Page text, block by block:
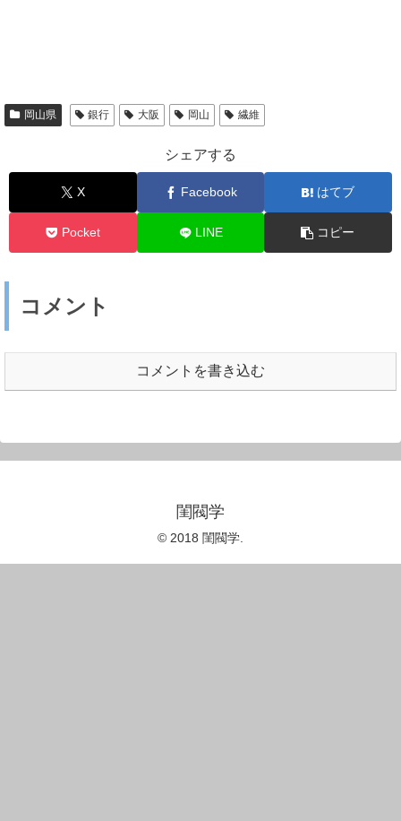
岡山県 銀行 大阪 岡山 繊維
シェアする
X Facebook はてブ
Pocket LINE コピー
コメント
コメントを書き込む
閨閥学
© 2018 閨閥学.